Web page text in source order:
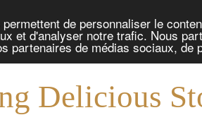
de personnaliser le
et d'analyser notre trafic. Nous
partenaires de médias sociaux, de
Delicious